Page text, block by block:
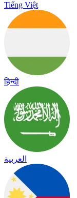
Tiếng Việt
हिन्दी
العربية